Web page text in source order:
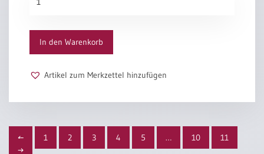
sieht
Herz
Menge
In den Warenkorb
Artikel zum Merkzettel hinzufügen
← 1 2 3 4 5 … 10
11
→